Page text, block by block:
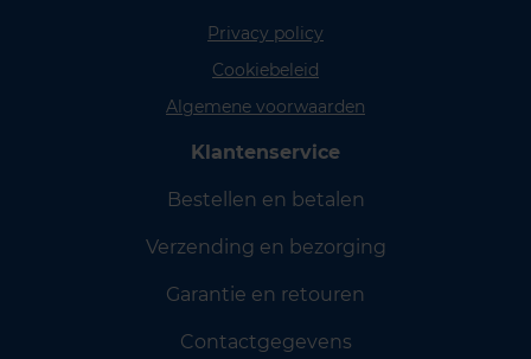
Privacy policy
Cookiebeleid
Algemene voorwaarden
Klantenservice
Bestellen en betalen
Verzending en bezorging
Garantie en retouren
Contactgegevens